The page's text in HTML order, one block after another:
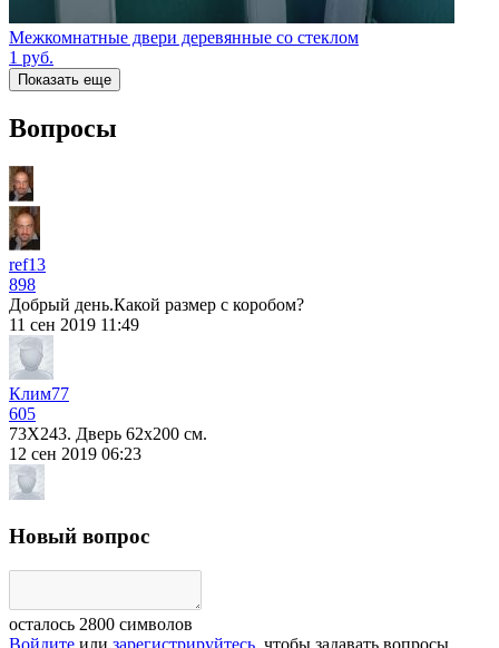
Межкомнатные двери деревянные со стеклом
1 руб.
Показать еще
Вопросы
ref13
898
Добрый день.Какой размер с коробом?
11 сен 2019 11:49
Клим77
605
73Х243. Дверь 62х200 см.
12 сен 2019 06:23
Новый вопрос
осталось 2800 символов
Войдите или зарегистрируйтесь , чтобы задавать вопросы